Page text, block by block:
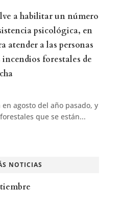
a habilitar un número
psicológica, en
atender a las personas
incendios forestales de
en agosto del año pasado, y
que se están...
NOTICIAS